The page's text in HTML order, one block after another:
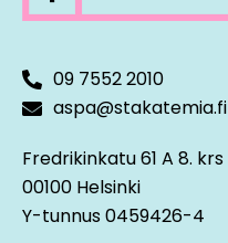
09 7552 2010
aspa@stakatemia.fi
Fredrikinkatu 61 A 8. krs
00100 Helsinki
Y-tunnus 0459426-4